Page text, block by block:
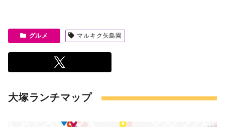
グルメ マルキク矢島園
大塚ランチマップ